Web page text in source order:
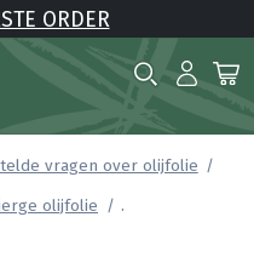
ORDER
vragen over olijfolie
olijfolie
.